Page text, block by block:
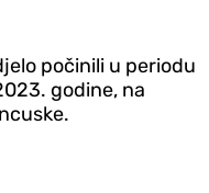
počinili u periodu
godine, na